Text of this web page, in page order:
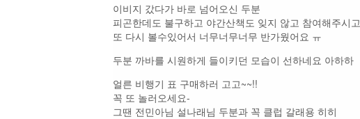
이비지 갔다가 바로 넘어오신 두분
피곤한데도 불구하고 야간산책도 잊지 않고 참여해주시고
또 다시 볼수있어서 너무너무너무 반가웠어요 ㅠ
두분 까바를 시원하게 들이키던 모습이 선하네요 아하하
얼른 비행기 표 구매하러 고고~~!!
꼭 또 놀러오세요-
그땐 전민아님 설나래님 두분과 꼭 클럽 갈래용 히히